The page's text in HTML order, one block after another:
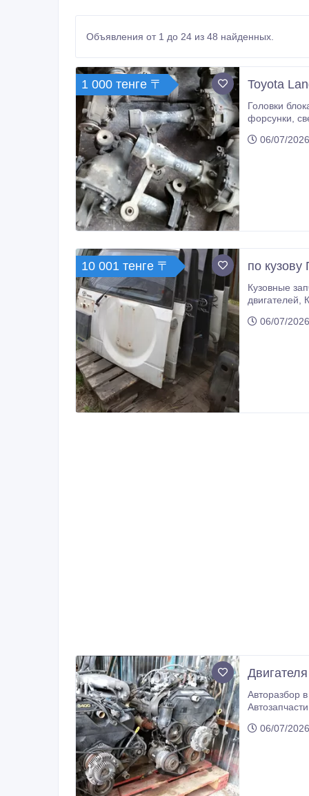
Объявления от 1 до 24 из 48 найденных.
1 000 тенге 〒 Toyota
Головки блока, аппаратура, турбины, стартеры, генераторы, блоки, шатуны, поршни, шкивы, термомуфты,
форсунки, свечи накала, дроссельные заслонки, ГУРы. Редукторы 4111, 419, 43/11. Карданы, раздатки, приводы, мосты, полуоси,
06/07/
10 001 тенге 〒 по
Кузовные запчасти: Бамперы, капоты, крылья, двери,
06/07/
Авторазбор в Алматы. Двигателя 1KD,
06/07/